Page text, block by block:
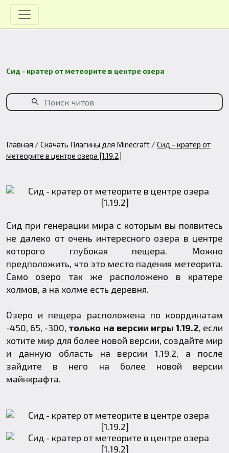
Сид - кратер от метеорите в центре озера
Главная Скачать Плагины для Minecraft
Сид - кратер от
метеорите в центре озера [1.19.2]
Сид при генерации мира с которым вы появитесь
не далеко от очень интересного озера в центре
которого глубокая пещера. Можно
предположить, что это место падения метеорита.
Само озеро так же расположено в кратере
холмов, а на холме есть деревня.
Озеро и пещера расположена по координатам
-450, 65, -300, только на версии игры 1.19.2, если
хотите мир для более новой версии, создайте мир
и данную область на версии 1.19.2, а после
зайдите в него на более новой версии
майнкрафта.